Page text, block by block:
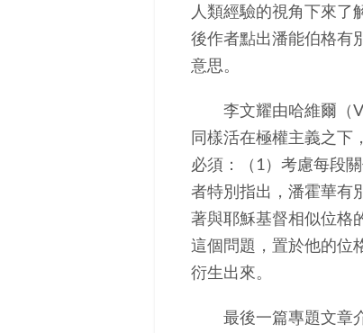
人類經驗的視角下來了
後作者點出潘能伯格有
意思。
李文耀由哈維爾（
同樣活在極權主義之下
必須：（1）考慮每段
者特別指出，潘霍華有
著與耶穌基督相似位格
這個問題，置於他的位
衍生出來。
最後一篇專題文章介